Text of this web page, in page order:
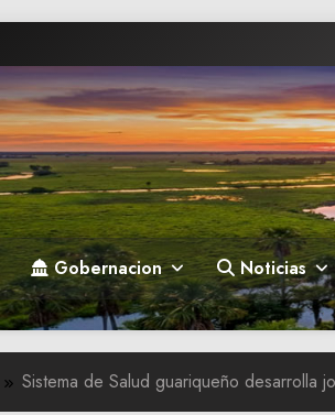
Gobernacion Noticias
Sistema de Salud guariqueño desarrolla